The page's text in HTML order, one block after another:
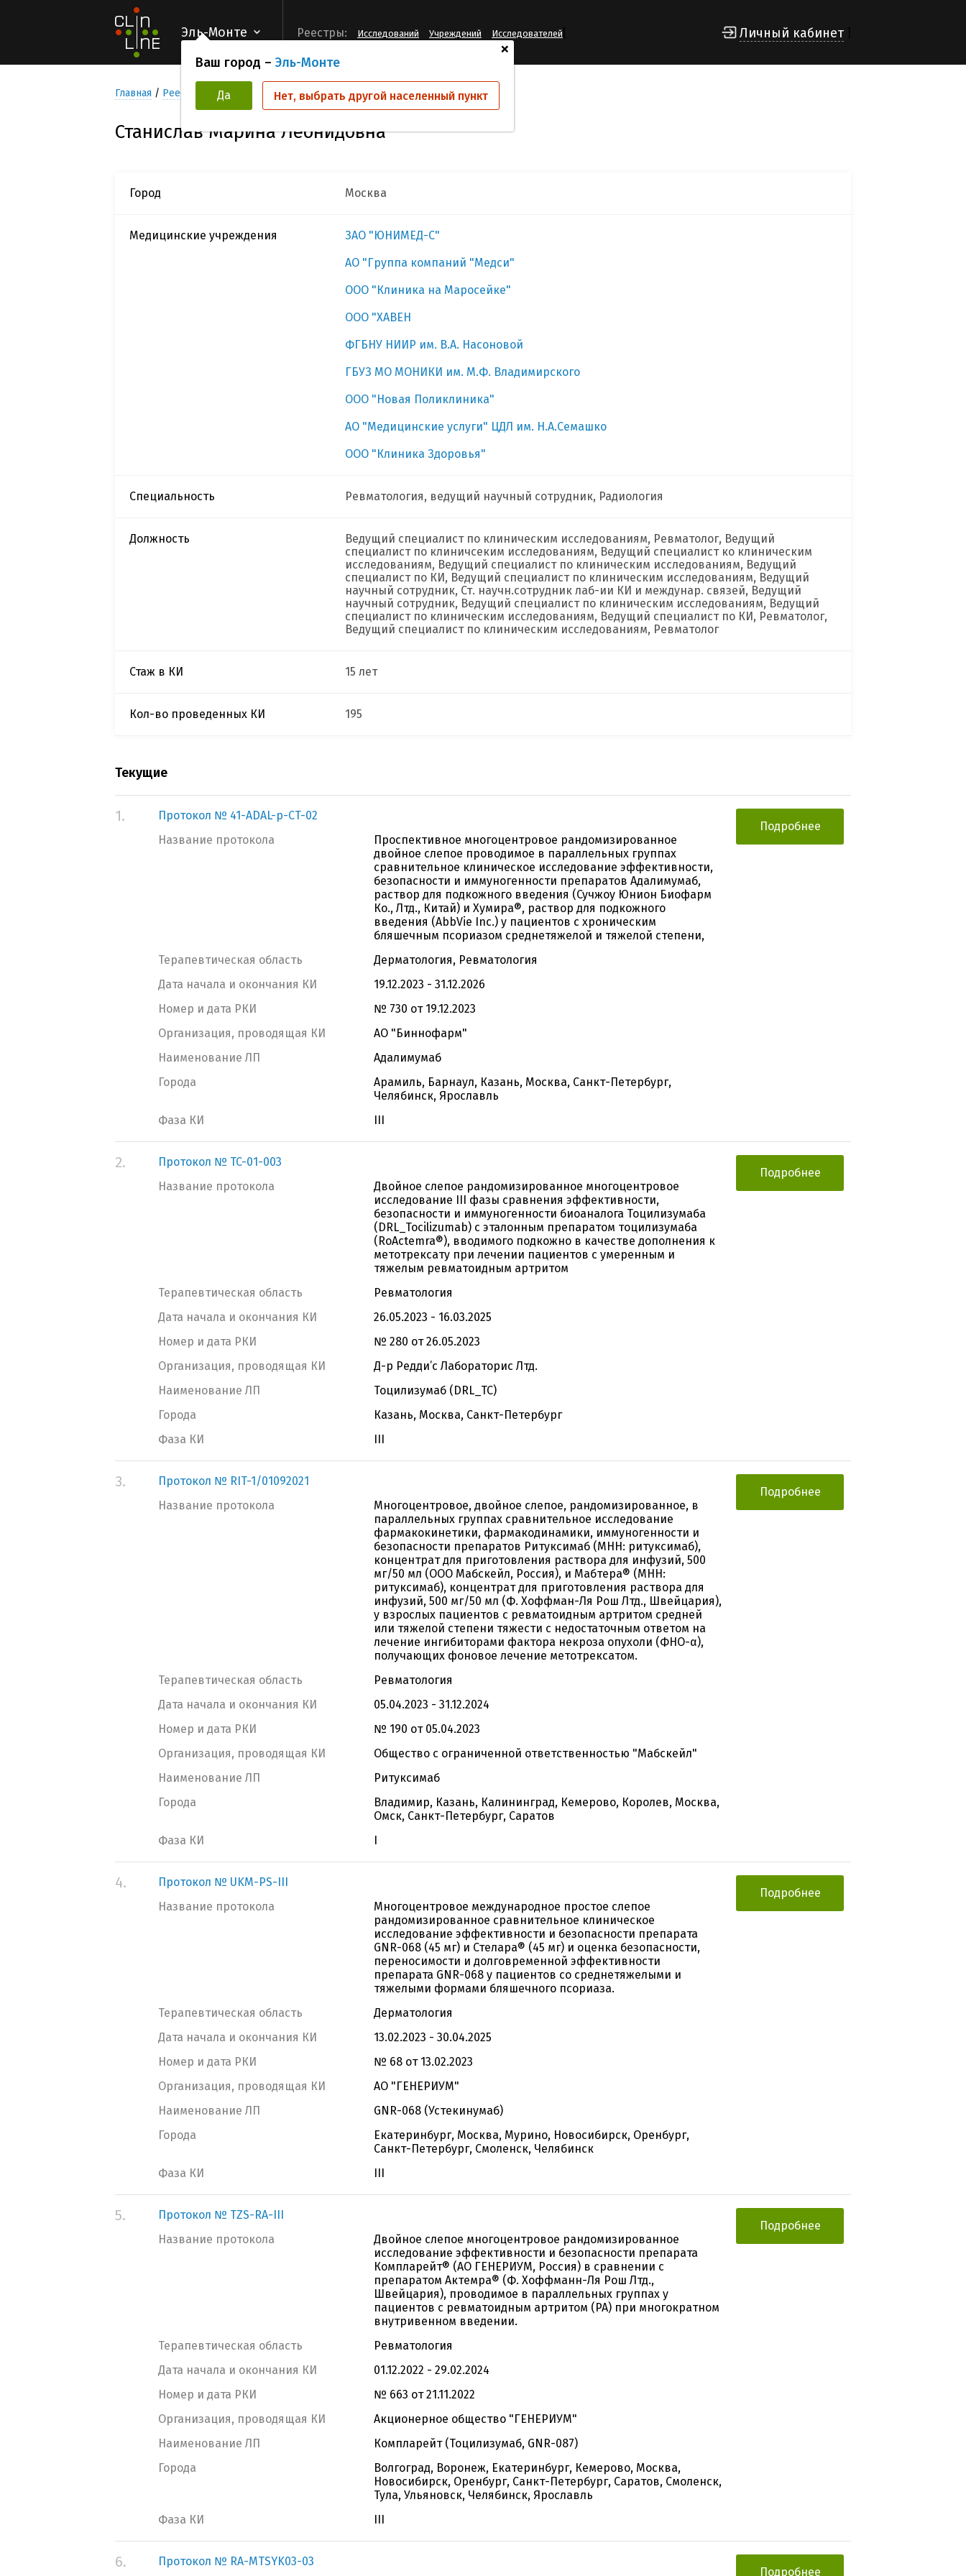
Эль-Монте
+
Ваш город – Эль-Монте
Да Нет, выбрать другой населенный пункт
Реестры: Исследований Учреждений Исследователей Личный кабинет
Главная Реестр Исследователей Станислав Марина Леонидовна
Станислав Марина Леонидовна
Город Москва
Медицинские учреждения
ЗАО "ЮНИМЕД-С"
АО "Группа компаний "Медси"
ООО "Клиника на Маросейке"
ООО "ХАВЕН
ФГБНУ НИИР им. В.А. Насоновой
ГБУЗ МО МОНИКИ им. М.Ф. Владимирского
ООО "Новая Поликлиника"
АО "Медицинские услуги" ЦДЛ им. Н.А.Семашко
ООО "Клиника Здоровья"
Специальность Ревматология, ведущий научный сотрудник, Радиология
Должность
Ведущий специалист по клиническим исследованиям, Ревматолог, Ведущий
специалист по клиничсеким исследованиям, Ведущий специалист ко клиническим
исследованиям, Ведущий специалист по клиническим исследованиям, Ведущий
специалист по КИ, Ведущий специалист по клиническим исследованиям, Ведущий
научный сотрудник, Ст. научн.сотрудник лаб-ии КИ и междунар. связей, Ведущий
научный сотрудник, Ведущий специалист по клиническим исследованиям, Ведущий
специалист по клиническим исследованиям, Ведущий специалист по КИ, Ревматолог,
Ведущий специалист по клиническим исследованиям, Ревматолог
Стаж в КИ 15 лет
Кол-во проведенных КИ 195
Текущие
1.
Протокол № 41-ADAL-p-CT-02
Название протокола
Проспективное многоцентровое рандомизированное
двойное слепое проводимое в параллельных группах
сравнительное клиническое исследование эффективности,
безопасности и иммуногенности препаратов Адалимумаб,
раствор для подкожного введения (Сучжоу Юнион Биофарм
Ко., Лтд., Китай) и Хумира®, раствор для подкожного
введения (AbbVie Inc.) у пациентов с хроническим
бляшечным псориазом среднетяжелой и тяжелой степени,
Терапевтическая область
Дерматология, Ревматология
Дата начала и окончания КИ
19.12.2023 - 31.12.2026
Номер и дата РКИ
№ 730 от 19.12.2023
Организация, проводящая КИ
АО "Биннофарм"
Наименование ЛП
Адалимумаб
Города
Арамиль, Барнаул, Казань, Москва, Санкт-Петербург,
Челябинск, Ярославль
Фаза КИ
III
Подробнее
2.
Протокол № TC-01-003
Название протокола
Двойное слепое рандомизированное многоцентровое
исследование III фазы сравнения эффективности,
безопасности и иммуногенности биоаналога Тоцилизумаба
(DRL_Tocilizumab) с эталонным препаратом тоцилизумаба
(RoActemra®), вводимого подкожно в качестве дополнения к
метотрексату при лечении пациентов с умеренным и
тяжелым ревматоидным артритом
Терапевтическая область
Ревматология
Дата начала и окончания КИ
26.05.2023 - 16.03.2025
Номер и дата РКИ
№ 280 от 26.05.2023
Организация, проводящая КИ
Д-р Редди’c Лабораторис Лтд.
Наименование ЛП
Тоцилизумаб (DRL_TC)
Города
Казань, Москва, Санкт-Петербург
Фаза КИ
III
Подробнее
3.
Протокол № RIT-1/01092021
Название протокола
Многоцентровое, двойное слепое, рандомизированное, в
параллельных группах сравнительное исследование
фармакокинетики, фармакодинамики, иммуногенности и
безопасности препаратов Ритуксимаб (МНН: ритуксимаб),
концентрат для приготовления раствора для инфузий, 500
мг/50 мл (ООО Мабскейл, Россия), и Мабтера® (МНН:
ритуксимаб), концентрат для приготовления раствора для
инфузий, 500 мг/50 мл (Ф. Хоффман-Ля Рош Лтд., Швейцария),
у взрослых пациентов с ревматоидным артритом средней
или тяжелой степени тяжести с недостаточным ответом на
лечение ингибиторами фактора некроза опухоли (ФНО-α),
получающих фоновое лечение метотрексатом.
Терапевтическая область
Ревматология
Дата начала и окончания КИ
05.04.2023 - 31.12.2024
Номер и дата РКИ
№ 190 от 05.04.2023
Организация, проводящая КИ
Общество с ограниченной ответственностью "Мабскейл"
Наименование ЛП
Ритуксимаб
Города
Владимир, Казань, Калининград, Кемерово, Королев, Москва,
Омск, Санкт-Петербург, Саратов
Фаза КИ
I
Подробнее
4.
Протокол № UKM-PS-III
Название протокола
Многоцентровое международное простое слепое
рандомизированное сравнительное клиническое
исследование эффективности и безопасности препарата
GNR-068 (45 мг) и Стелара® (45 мг) и оценка безопасности,
переносимости и долговременной эффективности
препарата GNR-068 у пациентов со среднетяжелыми и
тяжелыми формами бляшечного псориаза.
Терапевтическая область
Дерматология
Дата начала и окончания КИ
13.02.2023 - 30.04.2025
Номер и дата РКИ
№ 68 от 13.02.2023
Организация, проводящая КИ
АО "ГЕНЕРИУМ"
Наименование ЛП
GNR-068 (Устекинумаб)
Города
Екатеринбург, Москва, Мурино, Новосибирск, Оренбург,
Санкт-Петербург, Смоленск, Челябинск
Фаза КИ
III
Подробнее
5.
Протокол № TZS-RA-III
Название протокола
Двойное слепое многоцентровое рандомизированное
исследование эффективности и безопасности препарата
Компларейт® (АО ГЕНЕРИУМ, Россия) в сравнении с
препаратом Актемра® (Ф. Хоффманн-Ля Рош Лтд.,
Швейцария), проводимое в параллельных группах у
пациентов с ревматоидным артритом (РА) при многократном
внутривенном введении.
Терапевтическая область
Ревматология
Дата начала и окончания КИ
01.12.2022 - 29.02.2024
Номер и дата РКИ
№ 663 от 21.11.2022
Организация, проводящая КИ
Акционерное общество "ГЕНЕРИУМ"
Наименование ЛП
Компларейт (Тоцилизумаб, GNR-087)
Города
Волгоград, Воронеж, Екатеринбург, Кемерово, Москва,
Новосибирск, Оренбург, Санкт-Петербург, Саратов, Смоленск,
Тула, Ульяновск, Челябинск, Ярославль
Фаза КИ
III
Подробнее
6. Протокол № RA-MTSYK03-03
Подробнее